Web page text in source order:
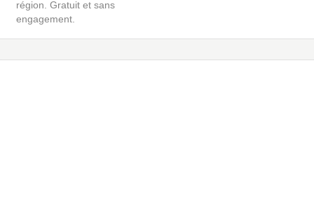
région. Gratuit et sans
engagement.